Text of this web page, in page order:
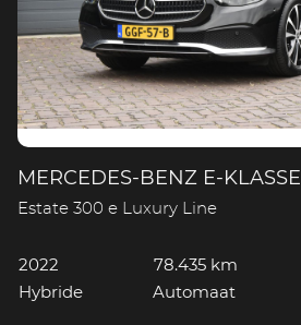
MERCEDES-BENZ E-KLASSE
Estate 300 e Luxury Line
2022
78.435 km
Hybride
Automaat